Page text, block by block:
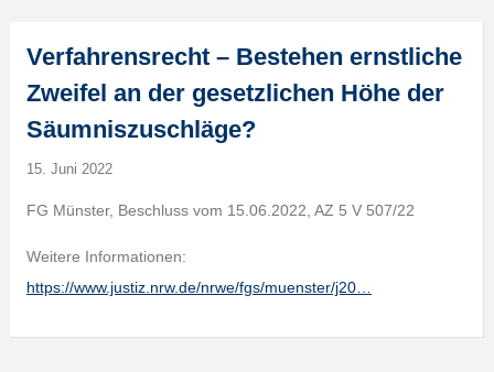
Verfahrensrecht – Bestehen ernstliche
Zweifel an der gesetzlichen Höhe der
Säumniszuschläge?
15. Juni 2022
FG Münster, Beschluss vom 15.06.2022, AZ 5 V 507/22
Weitere Informationen:
https://www.justiz.nrw.de/nrwe/fgs/muenster/j20…